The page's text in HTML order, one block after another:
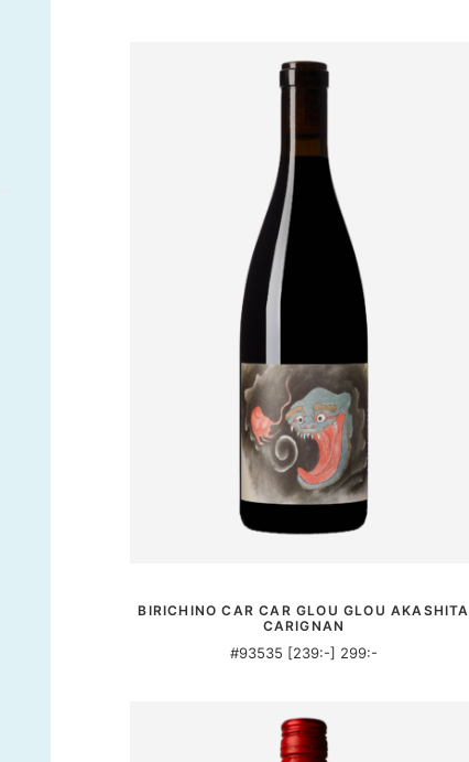
BIRICHINO CAR CAR GLOU GLOU AKASHITA
CARIGNAN
#93535 [239:-] 299:-